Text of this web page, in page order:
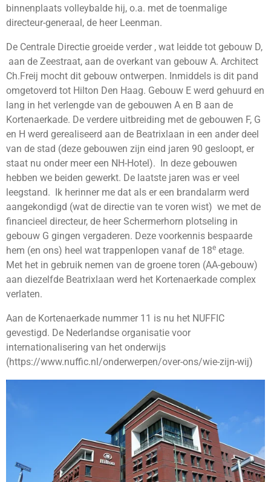
binnenplaats volleybalde hij, o.a. met de toenmalige
directeur-generaal, de heer Leenman.
De Centrale Directie groeide verder , wat leidde tot gebouw D,
aan de Zeestraat, aan de overkant van gebouw A. Architect
Ch.Freij mocht dit gebouw ontwerpen. Inmiddels is dit pand
omgetoverd tot Hilton Den Haag. Gebouw E werd gehuurd en
lang in het verlengde van de gebouwen A en B aan de
Kortenaerkade. De verdere uitbreiding met de gebouwen F, G
en H werd gerealiseerd aan de Beatrixlaan in een ander deel
van de stad (deze gebouwen zijn eind jaren 90 gesloopt, er
staat nu onder meer een NH-Hotel). In deze gebouwen
hebben we beiden gewerkt. De laatste jaren was er veel
leegstand. Ik herinner me dat als er een brandalarm werd
aangekondigd (wat de directie van te voren wist) we met de
financieel directeur, de heer Schermerhorn plotseling in
gebouw G gingen vergaderen. Deze voorkennis bespaarde
hem (en ons) heel wat trappenlopen vanaf de 18e etage.
Met het in gebruik nemen van de groene toren (AA-gebouw)
aan diezelfde Beatrixlaan werd het Kortenaerkade complex
verlaten.
Aan de Kortenaerkade nummer 11 is nu het NUFFIC
gevestigd. De Nederlandse organisatie voor
internationalisering van het onderwijs
(https://www.nuffic.nl/onderwerpen/over-ons/wie-zijn-wij)